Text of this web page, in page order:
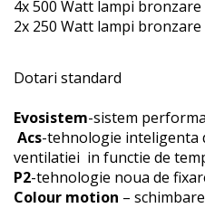
4x 500 Watt lampi
2x 250 Watt lampi
Dotari standard
Evosistem-sistem
Acs-tehnologie inteligenta
ventilatiei in functie de
P2-tehnologie noua de
Colour motion –